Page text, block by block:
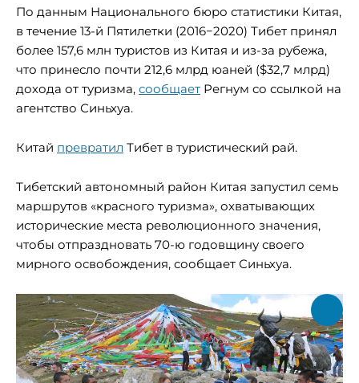
По данным Национального бюро статистики Китая,
в течение 13-й Пятилетки (2016−2020) Тибет принял
более 157,6 млн туристов из Китая и из-за рубежа,
что принесло почти 212,6 млрд юаней ($32,7 млрд)
дохода от туризма, сообщает Регнум со ссылкой на
агентство Синьхуа.
Китай превратил Тибет в туристический рай.
Тибетский автономный район Китая запустил семь
маршрутов «красного туризма», охватывающих
исторические места революционного значения,
чтобы отпраздновать 70-ю годовщину своего
мирного освобождения, сообщает Синьхуа.